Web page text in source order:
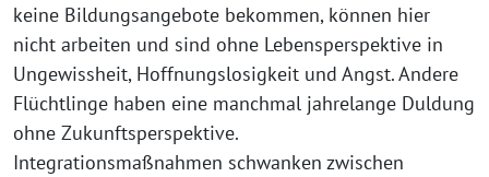
keine Bildungsangebote bekommen, können hier
nicht arbeiten und sind ohne Lebensperspektive in
Ungewissheit, Hoffnungslosigkeit und Angst. Andere
Flüchtlinge haben eine manchmal jahrelange Duldung
ohne Zukunftsperspektive.
Integrationsmaßnahmen schwanken zwischen